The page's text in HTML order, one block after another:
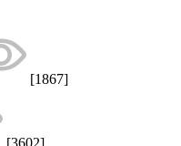
[1867]
[3602]